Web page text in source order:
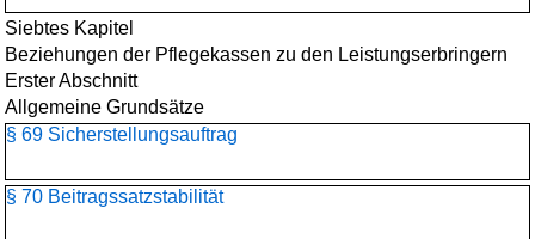
Siebtes Kapitel
Beziehungen der Pflegekassen zu den Leistungserbringern
Erster Abschnitt
Allgemeine Grundsätze
§ 69 Sicherstellungsauftrag
§ 70 Beitragssatzstabilität